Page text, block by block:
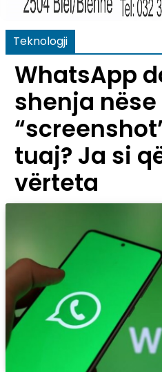
Teknologji
WhatsApp
shenja
tuaj? Ja si
vërteta